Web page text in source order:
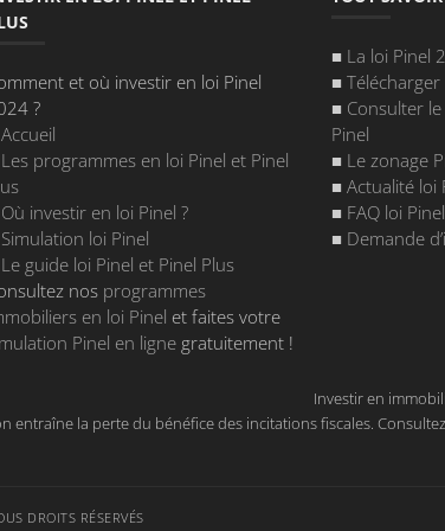
et où investir en loi Pinel
?
Accueil
Les programmes en loi Pinel et Pinel
Où investir en loi Pinel ?
Simulation loi Pinel
Le guide loi Pinel et Pinel Plus
nos programmes
en loi Pinel et faites votre
Pinel en lignegratuitement !
■ La loi Pinel
■
■ Consulter
Pinel
■ Le zonage
■ Actualité loi
■ FAQ loi Pinel
■ Demande
Investir en
entraîne la perte du bénéfice des incitations fiscales.
DROITS RÉSERVÉS